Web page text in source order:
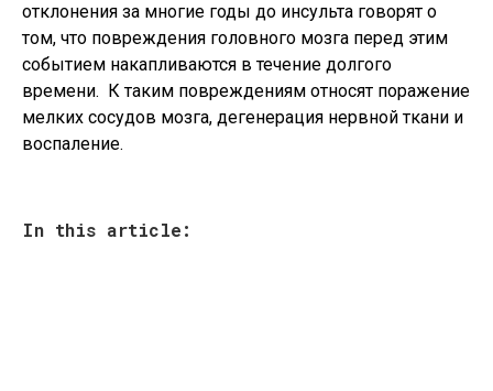
отклонения за многие годы до инсульта говорят о
том, что повреждения головного мозга перед этим
событием накапливаются в течение долгого
времени. К таким повреждениям относят поражение
мелких сосудов мозга, дегенерация нервной ткани и
воспаление.
In this article: